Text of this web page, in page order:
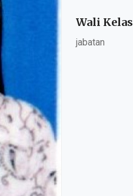
Wali Kelas
jabatan